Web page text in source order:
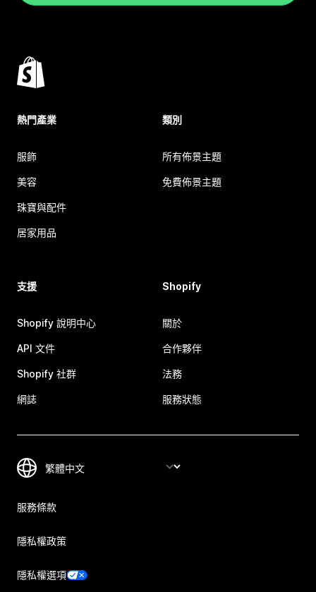
熱門產業
服飾
美容
珠寶與配件
居家用品
類別
所有佈景主題
免費佈景主題
支援
Shopify 說明中心
API 文件
Shopify 社群
網誌
Shopify
關於
合作夥伴
法務
服務狀態
服務條款
隱私權政策
隱私權選項